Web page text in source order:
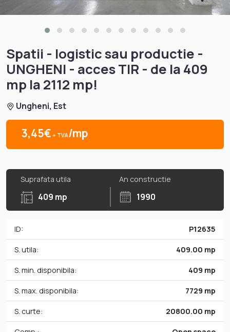
Spatii - logistic sau productie -
UNGHENI - acces TIR - de la 409
mp la 2112 mp!
Ungheni, Est
3,45€ + TVA/mp
Suprafata utila
409 mp
An constructie
1990
ID: P12635
S. utila: 409.00 mp
S. min. disponibila: 409 mp
S. max. disponibila: 7729 mp
S. curte: 20800.00 mp